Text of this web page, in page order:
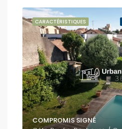
CARACTÉRISTIQUES
COMPROMIS SIGNÉ